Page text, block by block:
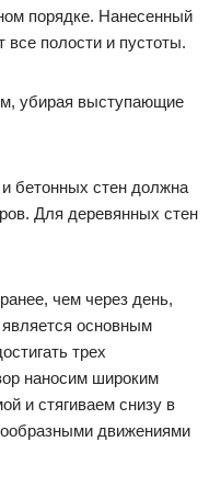
порядке. Нанесенный
все полости и пустоты.
убирая выступающие
бетонных стен должна
Для деревянных стен
чем через день,
основным
трех
наносим широким
и стягиваем снизу в
движениями